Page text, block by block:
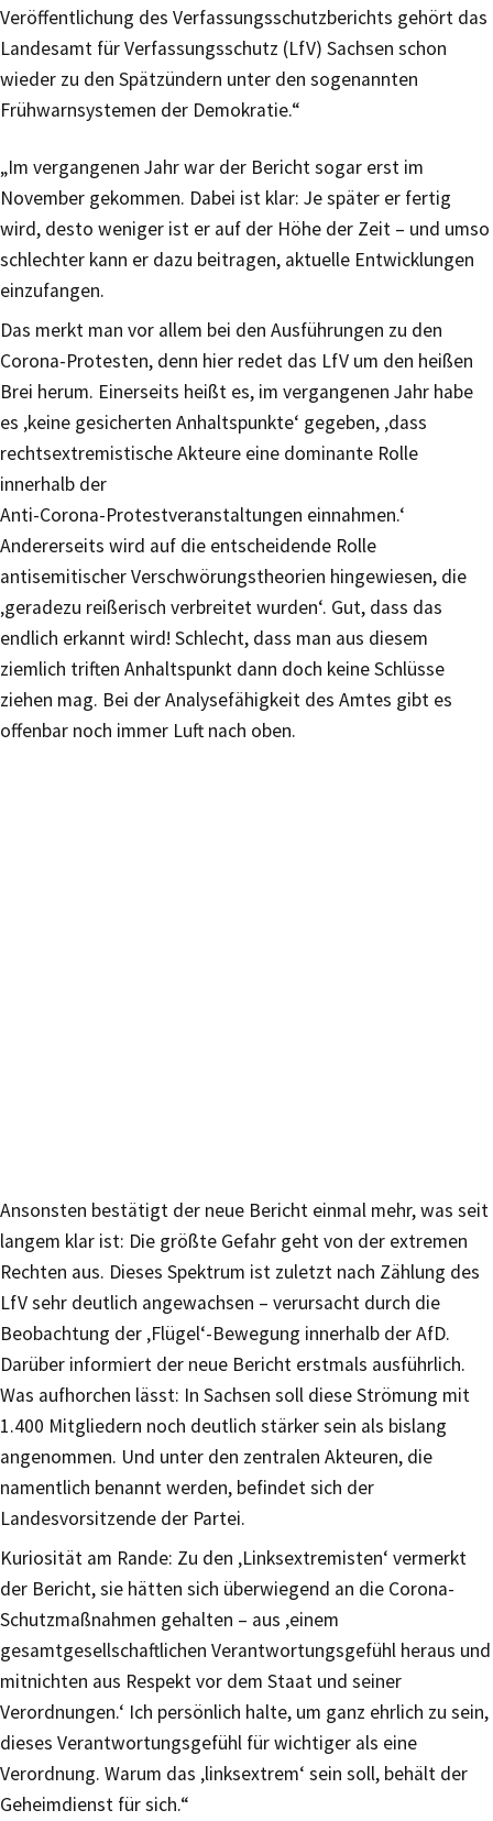
Veröffentlichung des Verfassungsschutzberichts gehört das
Landesamt für Verfassungsschutz (LfV) Sachsen schon
wieder zu den Spätzündern unter den sogenannten
Frühwarnsystemen der Demokratie.“
„Im vergangenen Jahr war der Bericht sogar erst im
November gekommen. Dabei ist klar: Je später er fertig
wird, desto weniger ist er auf der Höhe der Zeit – und umso
schlechter kann er dazu beitragen, aktuelle Entwicklungen
einzufangen.
Das merkt man vor allem bei den Ausführungen zu den
Corona-Protesten, denn hier redet das LfV um den heißen
Brei herum. Einerseits heißt es, im vergangenen Jahr habe
es ‚keine gesicherten Anhaltspunkte‘ gegeben, ‚dass
rechtsextremistische Akteure eine dominante Rolle
innerhalb der
Anti-Corona-Protestveranstaltungen einnahmen.‘
Andererseits wird auf die entscheidende Rolle
antisemitischer Verschwörungstheorien hingewiesen, die
‚geradezu reißerisch verbreitet wurden‘. Gut, dass das
endlich erkannt wird! Schlecht, dass man aus diesem
ziemlich triften Anhaltspunkt dann doch keine Schlüsse
ziehen mag. Bei der Analysefähigkeit des Amtes gibt es
offenbar noch immer Luft nach oben.
Ansonsten bestätigt der neue Bericht einmal mehr, was seit
langem klar ist: Die größte Gefahr geht von der extremen
Rechten aus. Dieses Spektrum ist zuletzt nach Zählung des
LfV sehr deutlich angewachsen – verursacht durch die
Beobachtung der ‚Flügel‘-Bewegung innerhalb der AfD.
Darüber informiert der neue Bericht erstmals ausführlich.
Was aufhorchen lässt: In Sachsen soll diese Strömung mit
1.400 Mitgliedern noch deutlich stärker sein als bislang
angenommen. Und unter den zentralen Akteuren, die
namentlich benannt werden, befindet sich der
Landesvorsitzende der Partei.
Kuriosität am Rande: Zu den ‚Linksextremisten‘ vermerkt
der Bericht, sie hätten sich überwiegend an die Corona-
Schutzmaßnahmen gehalten – aus ‚einem
gesamtgesellschaftlichen Verantwortungsgefühl heraus und
mitnichten aus Respekt vor dem Staat und seiner
Verordnungen.‘ Ich persönlich halte, um ganz ehrlich zu sein,
dieses Verantwortungsgefühl für wichtiger als eine
Verordnung. Warum das ‚linksextrem‘ sein soll, behält der
Geheimdienst für sich.“